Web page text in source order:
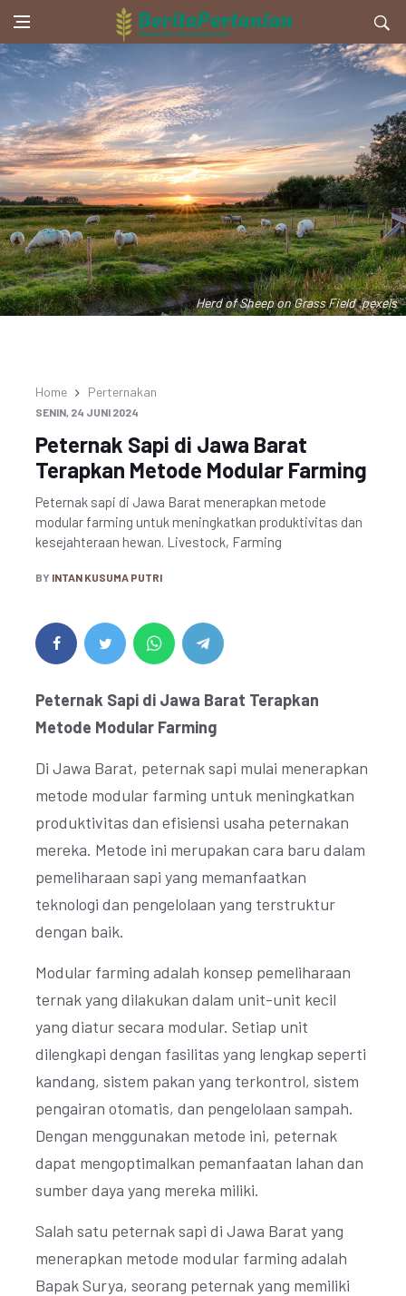
Herd of Sheep on Grass Field .pexels
Home Perternakan
SENIN, 24 JUNI 2024
Peternak Sapi di Jawa Barat
Terapkan Metode Modular Farming
Peternak sapi di Jawa Barat menerapkan metode
modular farming untuk meningkatkan produktivitas dan
kesejahteraan hewan. Livestock, Farming
BY INTAN KUSUMA PUTRI
Peternak Sapi di Jawa Barat Terapkan
Metode Modular Farming
Di Jawa Barat, peternak sapi mulai menerapkan
metode modular farming untuk meningkatkan
produktivitas dan efisiensi usaha peternakan
mereka. Metode ini merupakan cara baru dalam
pemeliharaan sapi yang memanfaatkan
teknologi dan pengelolaan yang terstruktur
dengan baik.
Modular farming adalah konsep pemeliharaan
ternak yang dilakukan dalam unit-unit kecil
yang diatur secara modular. Setiap unit
dilengkapi dengan fasilitas yang lengkap seperti
kandang, sistem pakan yang terkontrol, sistem
pengairan otomatis, dan pengelolaan sampah.
Dengan menggunakan metode ini, peternak
dapat mengoptimalkan pemanfaatan lahan dan
sumber daya yang mereka miliki.
Salah satu peternak sapi di Jawa Barat yang
menerapkan metode modular farming adalah
Bapak Surya, seorang peternak yang memiliki